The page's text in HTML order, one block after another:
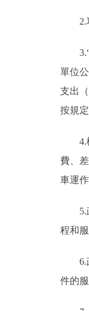
單位
支出
按規
費、
車運
程和
件的